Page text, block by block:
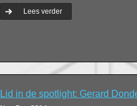
Lees verder
Lid in de spotlight: Gerard